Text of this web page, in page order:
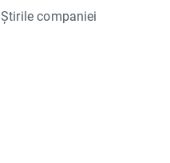
Știrile companiei